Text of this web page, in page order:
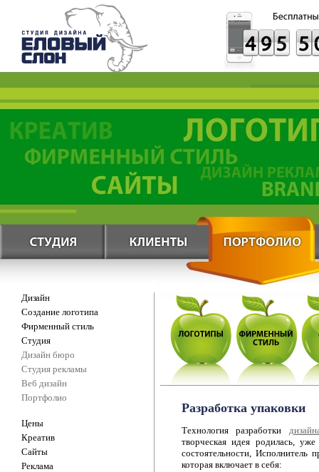
Дизайн
Создание логотипа
Фирменный стиль
Студия
Дизайн бюро
Студия рекламы
Веб дизайн
Портфолио
Цены
Креатив
Сайты
Реклама
Разработка упаковки
Технология разработки
творческая идея родилась,
состоятельности, Исполнитель
которая включает в себя: